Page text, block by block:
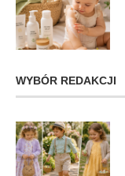
WYBÓR REDAKCJI